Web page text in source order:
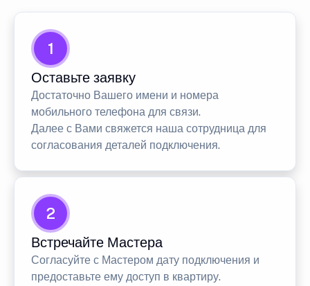
1
Оставьте заявку
Достаточно Вашего имени и номера
мобильного телефона для связи.
Далее с Вами свяжется наша сотрудница для
согласования деталей подключения.
2
Встречайте Мастера
Согласуйте с Мастером дату подключения и
предоставьте ему доступ в квартиру.